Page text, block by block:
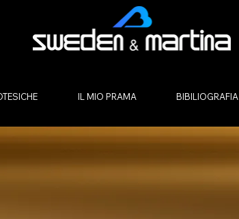
IL MIO PRAMA BIBILIOGRAFIA
E UNICO